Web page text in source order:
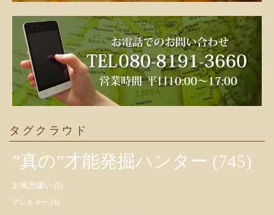
タグクラウド
”真の”才能発掘ハンター (745)
お風呂嫌い (5)
アレルギー (4)